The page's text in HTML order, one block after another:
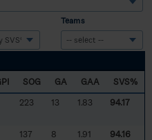
Teams
SOG GA GAA
SVS%
223 13 1.83 94.17
137 8 1.91 94.16